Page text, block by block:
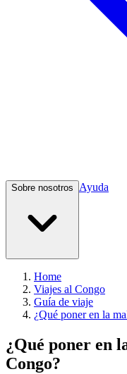
Sobre nosotros Ayuda
Home
Viajes al Congo
Guía de viaje
¿Qué poner en la
¿Qué poner en
Congo?